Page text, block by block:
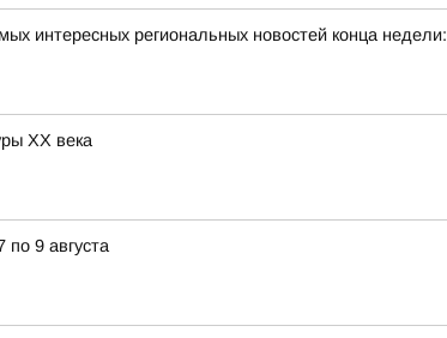
интересных региональных новостей конца недели:
ХХ века
9 августа